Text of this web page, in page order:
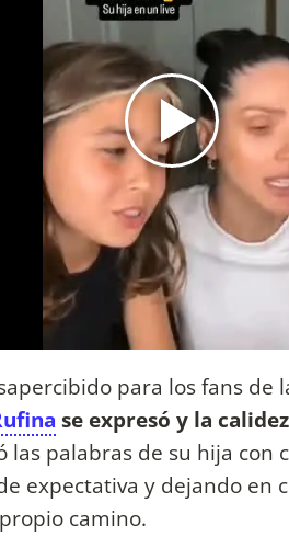
para los fans de
se expresó y la
las palabras de su hija
expectativa y dejando en
camino.